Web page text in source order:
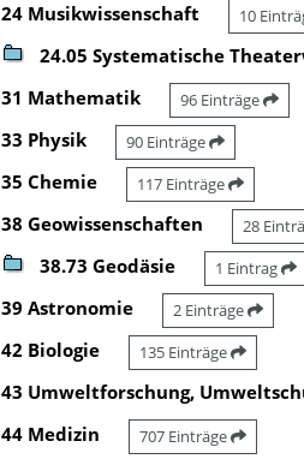
24 Musikwissenschaft 10
24.05 Systematische
31 Mathematik 96 Einträge
33 Physik 90 Einträge
35 Chemie 117 Einträge
38 Geowissenschaften 28
38.73 Geodäsie 1 Eintrag
39 Astronomie 2 Einträge
42 Biologie 135 Einträge
43 Umweltforschung,
44 Medizin 707 Einträge